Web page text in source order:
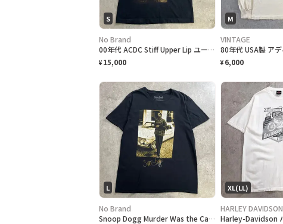
S
No Brand
00年代 ACDC Stiff Upper Lip ユーロツアーTシャツ バンドTシャツ メンズS相当 古着 00s Y2K VINTAGE ヴィンテージ アンガス・ヤング バンT シングルステッチ 黒
¥ 15,000
M
VINTAGE
¥ 6,000
L
No Brand
Snoop Dogg Murder Was the Case スヌープドッグ フォトプリントT ラップTシャツ メンズL 古着 映画 アーティスト ヒップホップ HIPHOP 黒
XL(LL)
HARLEY DAVIDSON